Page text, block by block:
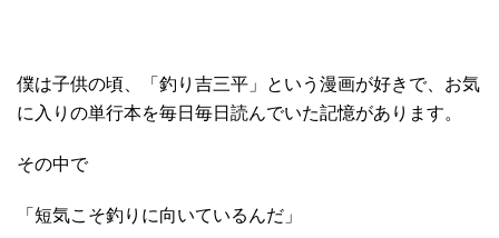
僕は子供の頃、「釣り吉三平」という漫画が好きで、お気
に入りの単行本を毎日毎日読んでいた記憶があります。
その中で
「短気こそ釣りに向いているんだ」